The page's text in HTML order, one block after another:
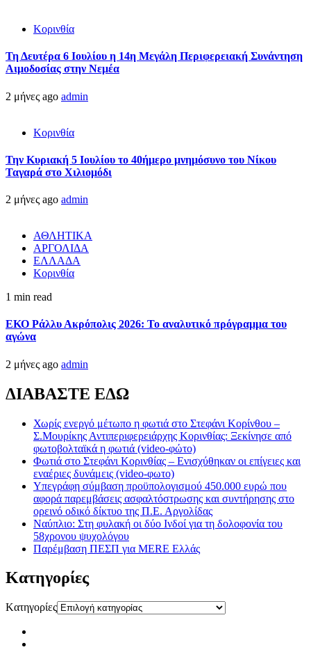
Κορινθία
Τη Δευτέρα 6 Ιουλίου η 14η Μεγάλη Περιφερειακή Συνάντηση
Αιμοδοσίας στην Νεμέα
2 μήνες ago admin
Κορινθία
Την Κυριακή 5 Ιουλίου το 40ήμερο μνημόσυνο του Νίκου
Ταγαρά στο Χιλιομόδι
2 μήνες ago admin
ΑΘΛΗΤΙΚΑ
ΑΡΓΟΛΙΔΑ
ΕΛΛΑΔΑ
Κορινθία
1 min read
ΕΚΟ Ράλλυ Ακρόπολις 2026: Το αναλυτικό πρόγραμμα του
αγώνα
2 μήνες ago admin
ΔΙΑΒΑΣΤΕ ΕΔΩ
Χωρίς ενεργό μέτωπο η φωτιά στο Στεφάνι Κορίνθου –
Σ.Μουρίκης Αντιπεριφερειάρχης Κορινθίας: Ξεκίνησε από
φωτοβολταϊκά η φωτιά (video-φώτο)
Φωτιά στο Στεφάνι Κορινθίας – Ενισχύθηκαν οι επίγειες και
εναέριες δυνάμεις (video-φωτο)
Υπεγράφη σύμβαση προϋπολογισμού 450.000 ευρώ που
αφορά παρεμβάσεις ασφαλτόστρωσης και συντήρησης στο
ορεινό οδικό δίκτυο της Π.Ε. Αργολίδας
Ναύπλιο: Στη φυλακή οι δύο Ινδοί για τη δολοφονία του
58χρονου ψυχολόγου
Παρέμβαση ΠΕΣΠ για MERE Ελλάς
Kατηγορίες
Kατηγορίες